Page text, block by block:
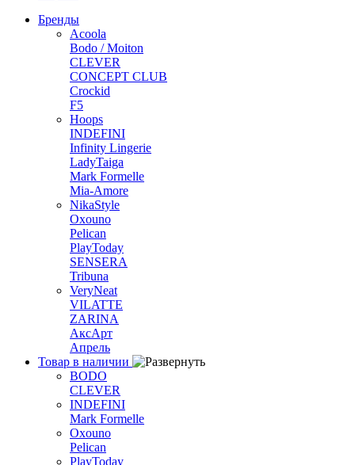
Бренды
Acoola
Bodo / Moiton
CLEVER
CONCEPT CLUB
Crockid
F5
Hoops
INDEFINI
Infinity Lingerie
LadyTaiga
Mark Formelle
Mia-Amore
NikaStyle
Oxouno
Pelican
PlayToday
SENSERA
Tribuna
VeryNeat
VILATTE
ZARINA
АксАрт
Апрель
Товар в наличии
BODO
CLEVER
INDEFINI
Mark Formelle
Oxouno
Pelican
PlayToday